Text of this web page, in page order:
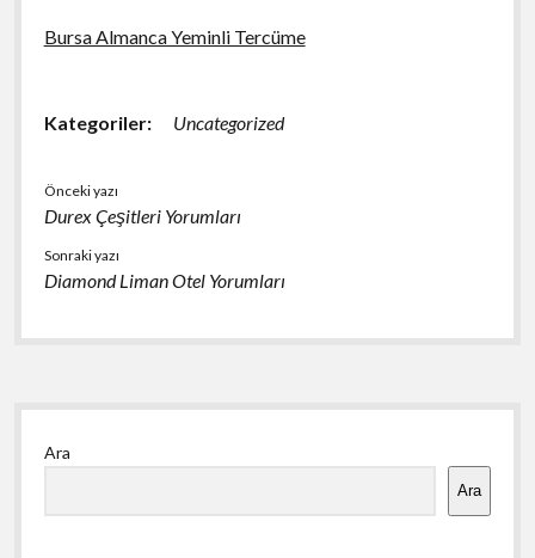
Bursa Almanca Yeminli Tercüme
Kategoriler: Uncategorized
Önceki yazı
Durex Çeşitleri Yorumları
Sonraki yazı
Diamond Liman Otel Yorumları
Yan
Menü
Ara
Ara